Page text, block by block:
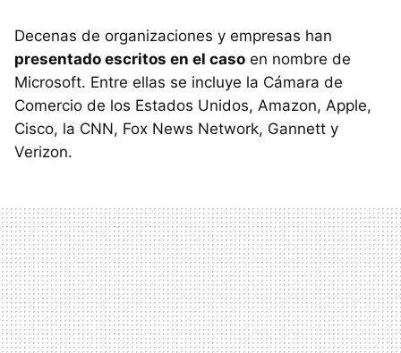
Decenas de organizaciones y empresas han
presentado escritos en el caso en nombre de
Microsoft. Entre ellas se incluye la Cámara de
Comercio de los Estados Unidos, Amazon, Apple,
Cisco, la CNN, Fox News Network, Gannett y
Verizon.